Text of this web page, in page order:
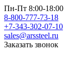
Пн-Пт 8:00-18:00
8-800-777-73-18
+7-343-302-07-10
sales@arssteel.ru
Заказать звонок